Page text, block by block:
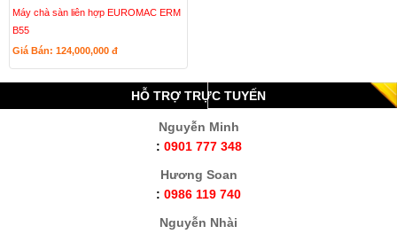
Máy chà sàn liên hợp EUROMAC ERM
B55
Giá Bán: 124,000,000 đ
HỖ TRỢ TRỰC TUYẾN
Nguyễn Minh
: 0901 777 348
Hương Soan
: 0986 119 740
Nguyễn Nhài